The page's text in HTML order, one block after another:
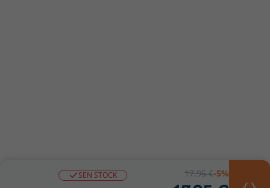
SEN STOCK 17,95 €-5%